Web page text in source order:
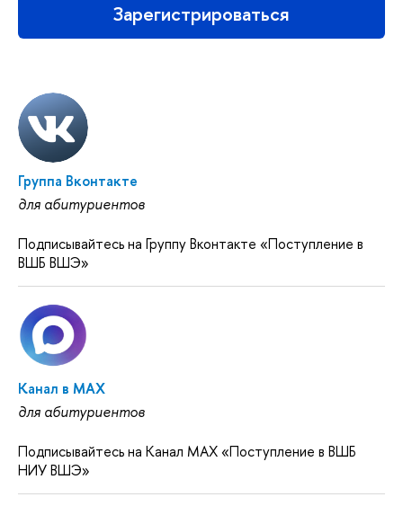
Зарегистрироваться
Группа Вконтакте
для абитуриентов
Подписывайтесь на Группу Вконтакте «Поступление в
ВШБ ВШЭ»
Канал в MAX
для абитуриентов
Подписывайтесь на Канал MAX «Поступление в ВШБ
НИУ ВШЭ»